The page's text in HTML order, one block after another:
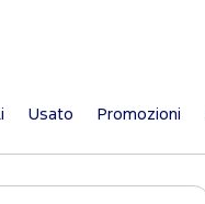
Usato Promozioni